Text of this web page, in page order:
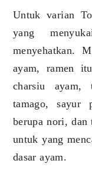
Untuk varian
yang
menyehatkan.
ayam, ramen
charsiu ayam,
tamago, sayur
berupa nori, dan
untuk yang
dasar ayam.